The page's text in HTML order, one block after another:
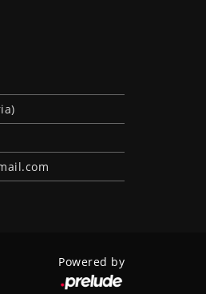
Powered by